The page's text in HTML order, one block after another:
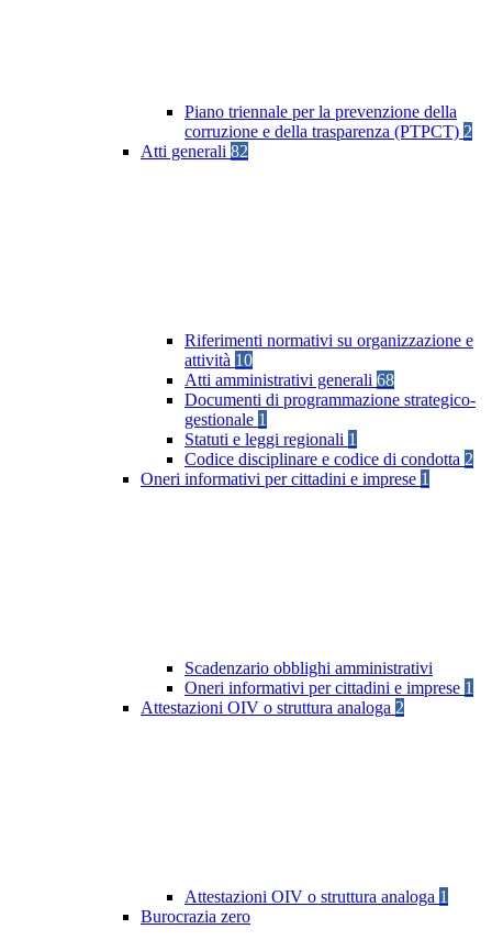
Piano triennale per la prevenzione della
corruzione e della trasparenza (PTPCT) 2
Atti generali 82
Riferimenti normativi su organizzazione e
attività 10
Atti amministrativi generali 68
Documenti di programmazione strategico-
gestionale 1
Statuti e leggi regionali 1
Codice disciplinare e codice di condotta 2
Oneri informativi per cittadini e imprese 1
Scadenzario obblighi amministrativi
Oneri informativi per cittadini e imprese 1
Attestazioni OIV o struttura analoga 2
Attestazioni OIV o struttura analoga 1
Burocrazia zero